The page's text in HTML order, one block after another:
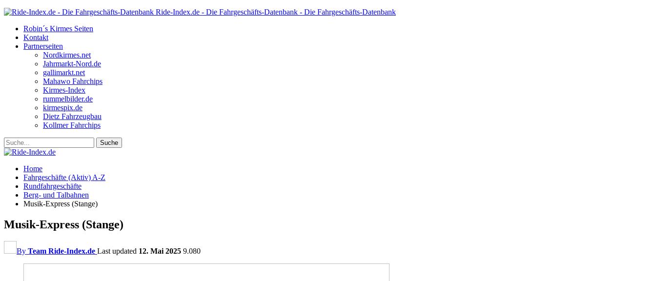
Ride-Index.de - Die Fahrgeschäfts-Datenbank - Die Fahrgeschäfts-Datenbank
Robin´s Kirmes Seiten
Kontakt
Partnerseiten
Nordkirmes.net
Jahrmarkt-Nord.de
gallimarkt.net
Mahawo Fahrchips
Kirmes-Index
rummelbilder.de
kirmespix.de
Dietz Fahrzeugbau
Kollmer Fahrchips
Home
Fahrgeschäfte (Aktiv) A-Z
Rundfahrgeschäfte
Berg- und Talbahnen
Musik-Express (Stange)
Musik-Express (Stange)
By Team Ride-Index.de Last updated 12. Mai 2025 9.080